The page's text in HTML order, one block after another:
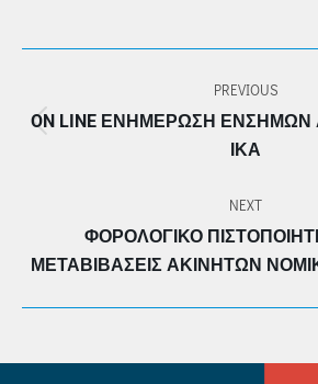
PREVIOUS
Previous
post:
ON LINE ΕΝΗΜΈΡΩΣΗ
ΙΚΑ
NEXT
Next
post:
ΦΟΡΟΛΟΓΙΚΌ
ΜΕΤΑΒΙΒΆΣΕΙΣ ΑΚΙΝΉΤΩΝ